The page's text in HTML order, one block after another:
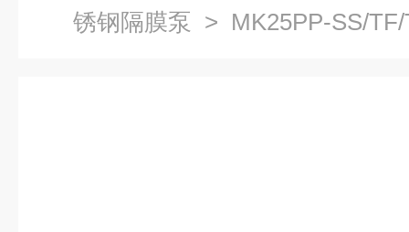
锈钢隔膜泵 > MK25PP-SS/